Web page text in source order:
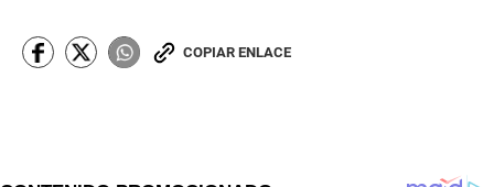
COPIAR ENLACE